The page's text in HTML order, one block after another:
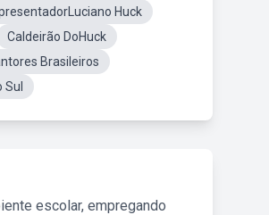
Huck
Caldeirão DoHuck
Brasileiros
Sul
escolar, empregando